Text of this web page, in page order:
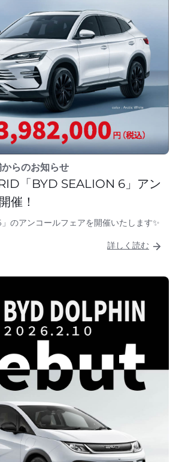
からのお知らせ
「BYD SEALION 6」アン
催！
のアンコールフェアを開催いたします✨
詳しく読む